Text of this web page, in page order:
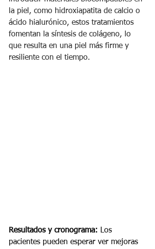
la piel, como hidroxiapatita de calcio o
ácido hialurónico, estos tratamientos
fomentan la síntesis de colágeno, lo
que resulta en una piel más firme y
resiliente con el tiempo.
Resultados y cronograma: Los
pacientes pueden esperar ver mejoras